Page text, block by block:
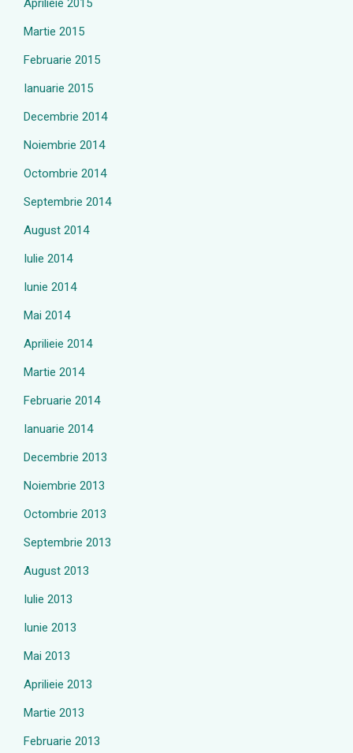
Aprilieie 2015
Martie 2015
Februarie 2015
Ianuarie 2015
Decembrie 2014
Noiembrie 2014
Octombrie 2014
Septembrie 2014
August 2014
Iulie 2014
Iunie 2014
Mai 2014
Aprilieie 2014
Martie 2014
Februarie 2014
Ianuarie 2014
Decembrie 2013
Noiembrie 2013
Octombrie 2013
Septembrie 2013
August 2013
Iulie 2013
Iunie 2013
Mai 2013
Aprilieie 2013
Martie 2013
Februarie 2013